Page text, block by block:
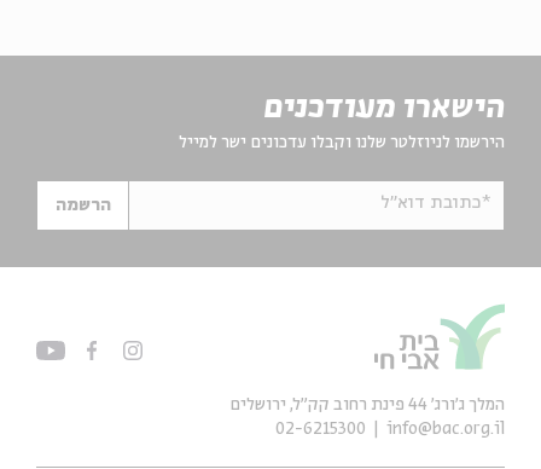
הישארו מעודכנים
הירשמו לניוזלטר שלנו וקבלו עדכונים ישר למייל
*כתובת דוא"ל הרשמה
המלך ג'ורג' 44 פינת רחוב קק״ל, ירושלים
info@bac.org.il
02-6215300